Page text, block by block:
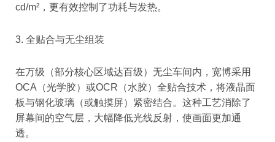
cd/m²，更有效控制了功耗与发热。
3. 全贴合与无尘组装
在万级（部分核心区域达百级）无尘车间内，宽博采用
OCA（光学胶）或OCR（水胶）全贴合技术，将液晶面
板与钢化玻璃（或触摸屏）紧密结合。这种工艺消除了
屏幕间的空气层，大幅降低光线反射，使画面更加通
透。